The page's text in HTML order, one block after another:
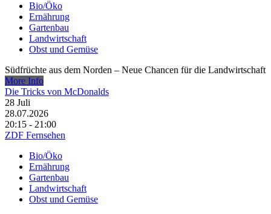
Bio/Öko
Ernährung
Gartenbau
Landwirtschaft
Obst und Gemüse
Südfrüchte aus dem Norden – Neue Chancen für die Landwirtschaft
More Info
Die Tricks von McDonalds
28 Juli
28.07.2026
20:15 - 21:00
ZDF Fernsehen
Bio/Öko
Ernährung
Gartenbau
Landwirtschaft
Obst und Gemüse